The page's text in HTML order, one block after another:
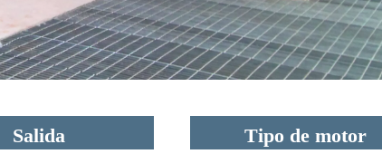
Salida Tipo de motor